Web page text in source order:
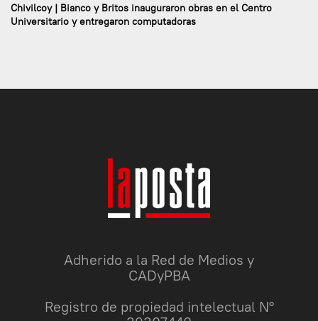
Chivilcoy | Bianco y Britos inauguraron obras en el Centro
Universitario y entregaron computadoras
Adherido a la Red de Medios y
CADyPBA
Registro de propiedad intelectual N°